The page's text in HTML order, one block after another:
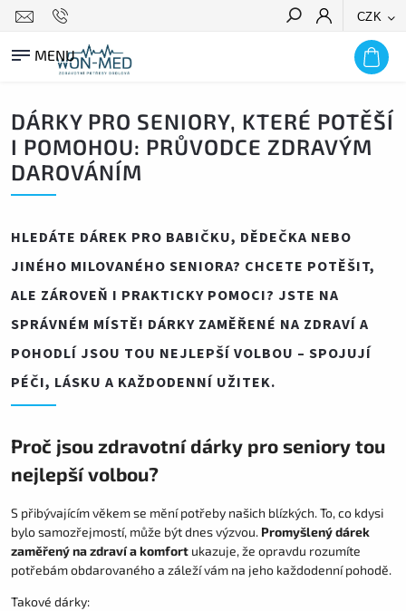
CZK
HLEDAT
DÁRKY PRO SENIORY, KTERÉ POTĚŠÍ
I POMOHOU: PRŮVODCE ZDRAVÝM
DAROVÁNÍM
HLEDÁTE DÁREK PRO BABIČKU, DĚDEČKA NEBO
JINÉHO MILOVANÉHO SENIORA? CHCETE POTĚŠIT,
ALE ZÁROVEŇ I PRAKTICKY POMOCI? JSTE NA
SPRÁVNÉM MÍSTĚ! DÁRKY ZAMĚŘENÉ NA ZDRAVÍ A
POHODLÍ JSOU TOU NEJLEPŠÍ VOLBOU – SPOJUJÍ
PÉČI, LÁSKU A KAŽDODENNÍ UŽITEK.
Proč jsou zdravotní dárky pro seniory tou
nejlepší volbou?
S přibývajícím věkem se mění potřeby našich blízkých. To, co kdysi
bylo samozřejmostí, může být dnes výzvou. Promyšlený dárek
zaměřený na zdraví a komfort ukazuje, že opravdu rozumíte
potřebám obdarovaného a záleží vám na jeho každodenní pohodě.
Takové dárky: